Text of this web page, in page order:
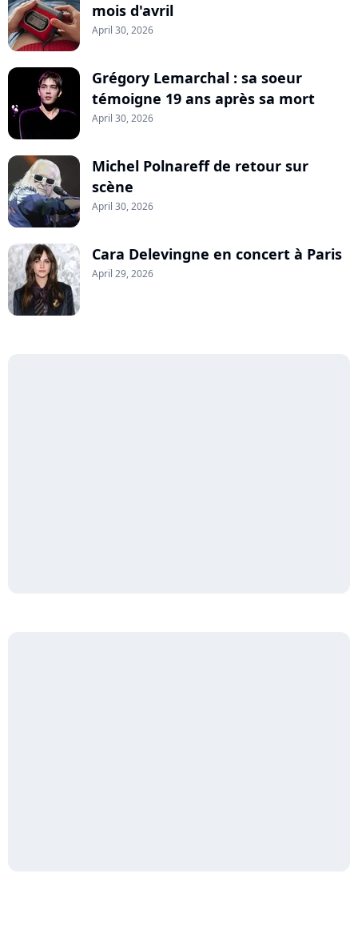
mois d'avril
April 30, 2026
Grégory Lemarchal : sa soeur
témoigne 19 ans après sa mort
April 30, 2026
Michel Polnareff de retour sur
scène
April 30, 2026
Cara Delevingne en concert à Paris
April 29, 2026